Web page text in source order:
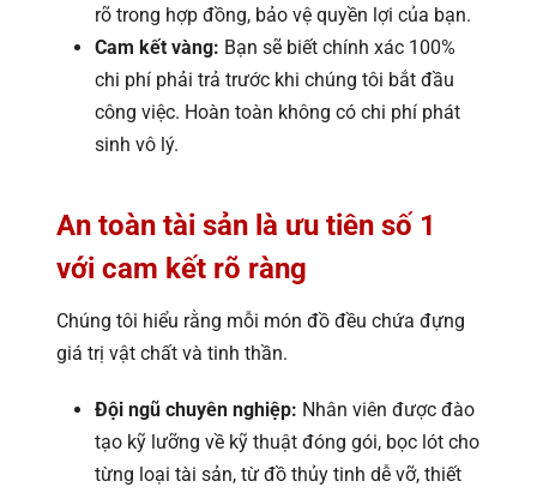
rõ trong hợp đồng, bảo vệ quyền lợi của bạn.
Cam kết vàng: Bạn sẽ biết chính xác 100%
chi phí phải trả trước khi chúng tôi bắt đầu
công việc. Hoàn toàn không có chi phí phát
sinh vô lý.
An toàn tài sản là ưu tiên số 1
với cam kết rõ ràng
Chúng tôi hiểu rằng mỗi món đồ đều chứa đựng
giá trị vật chất và tinh thần.
Đội ngũ chuyên nghiệp: Nhân viên được đào
tạo kỹ lưỡng về kỹ thuật đóng gói, bọc lót cho
từng loại tài sản, từ đồ thủy tinh dễ vỡ, thiết